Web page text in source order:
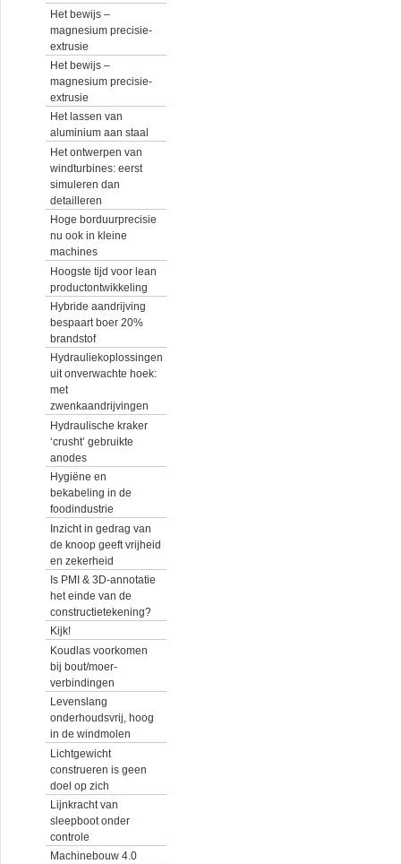
Het bewijs –
magnesium precisie-
extrusie
Het bewijs –
magnesium precisie-
extrusie
Het lassen van
aluminium aan staal
Het ontwerpen van
windturbines: eerst
simuleren dan
detailleren
Hoge borduurprecisie
nu ook in kleine
machines
Hoogste tijd voor lean
productontwikkeling
Hybride aandrijving
bespaart boer 20%
brandstof
Hydrauliekoplossingen
uit onverwachte hoek:
met
zwenkaandrijvingen
Hydraulische kraker
‘crusht’ gebruikte
anodes
Hygiëne en
bekabeling in de
foodindustrie
Inzicht in gedrag van
de knoop geeft vrijheid
en zekerheid
Is PMI & 3D-annotatie
het einde van de
constructietekening?
Kijk!
Koudlas voorkomen
bij bout/moer-
verbindingen
Levenslang
onderhoudsvrij, hoog
in de windmolen
Lichtgewicht
construeren is geen
doel op zich
Lijnkracht van
sleepboot onder
controle
Machinebouw 4.0